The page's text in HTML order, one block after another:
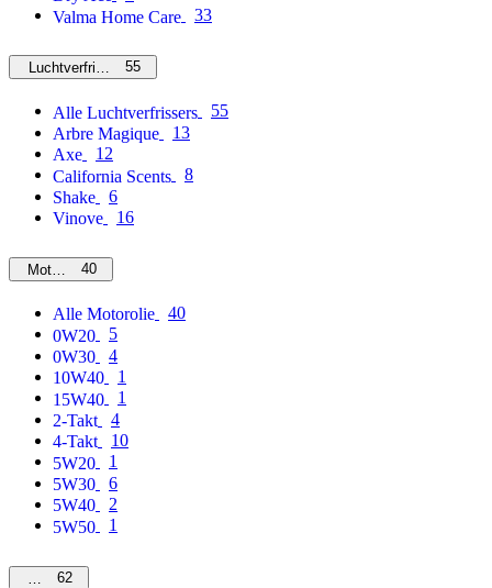
Valma Home Care
33
Luchtverfrissers55
Alle Luchtverfrissers
55
Arbre Magique
13
Axe
12
California Scents
8
Shake
6
Vinove
16
Motorolie40
Alle Motorolie
40
0W20
5
0W30
4
10W40
1
15W40
1
2-Takt
4
4-Takt
10
5W20
1
5W30
6
5W40
2
5W50
1
MPM62